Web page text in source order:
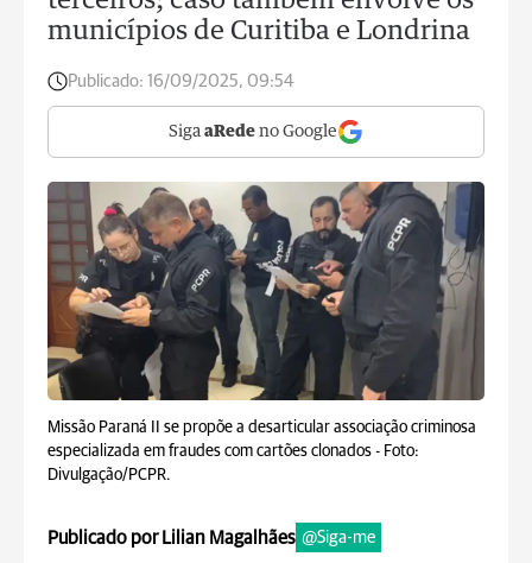
municípios de Curitiba e Londrina
Publicado: 16/09/2025, 09:54
Siga aRede no Google
Missão Paraná II se propõe a desarticular associação criminosa
especializada em fraudes com cartões clonados - Foto:
Divulgação/PCPR.
Publicado por Lilian Magalhães @Siga-me